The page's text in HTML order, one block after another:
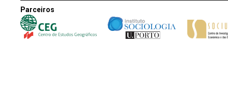
Parceiros